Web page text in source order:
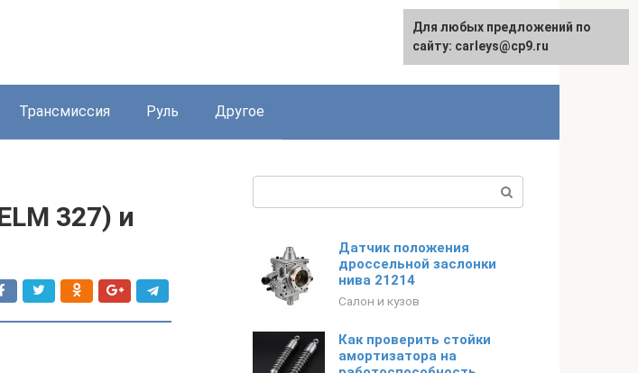
Трансмиссия Руль Другое
327) и
Датчик положения
дроссельной заслонки
нива 21214
Салон и кузов
Как проверить стойки
амортизатора на
Для любых предложений по
сайту: carleys@cp9.ru